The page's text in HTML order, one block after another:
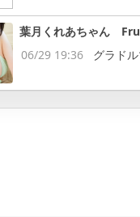
葉月くれあちゃん
06/29 19:36
グラド